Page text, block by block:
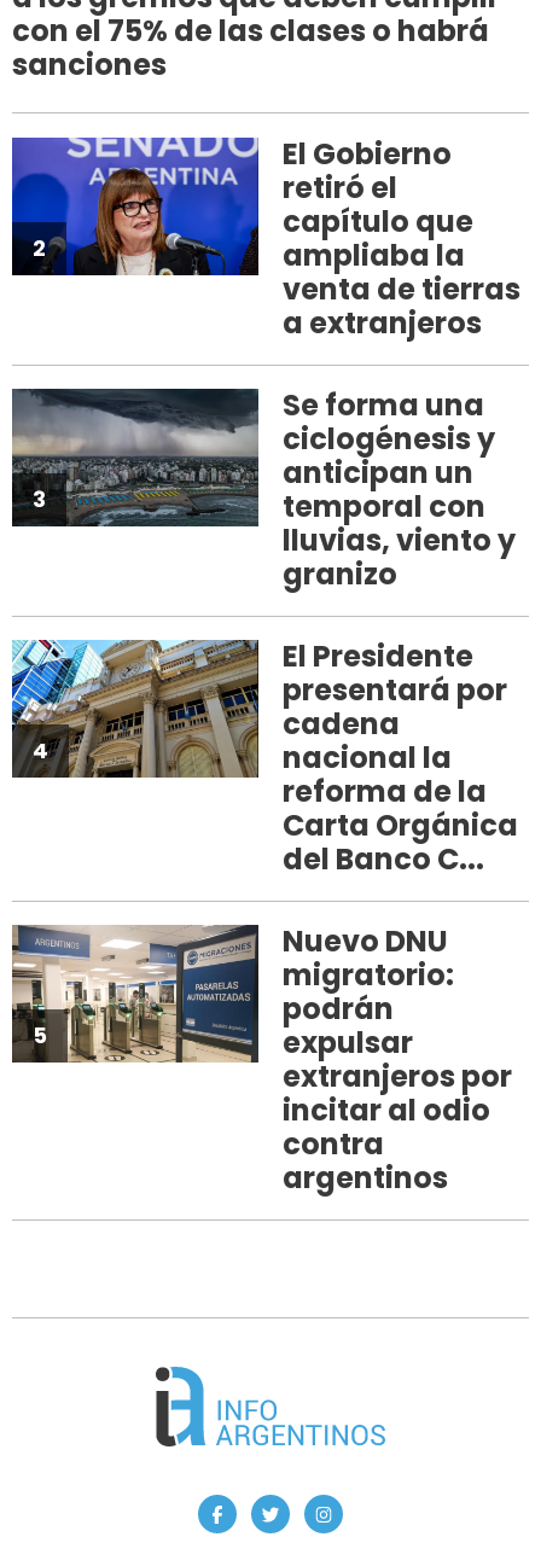
con el 75% de las clases o habrá
sanciones
2
El Gobierno
retiró el
capítulo que
ampliaba la
venta de tierras
a extranjeros
3
Se forma una
ciclogénesis y
anticipan un
temporal con
lluvias, viento y
granizo
4
El Presidente
presentará por
cadena
nacional la
reforma de la
Carta Orgánica
del Banco C...
5
Nuevo DNU
migratorio:
podrán
expulsar
extranjeros por
incitar al odio
contra
argentinos